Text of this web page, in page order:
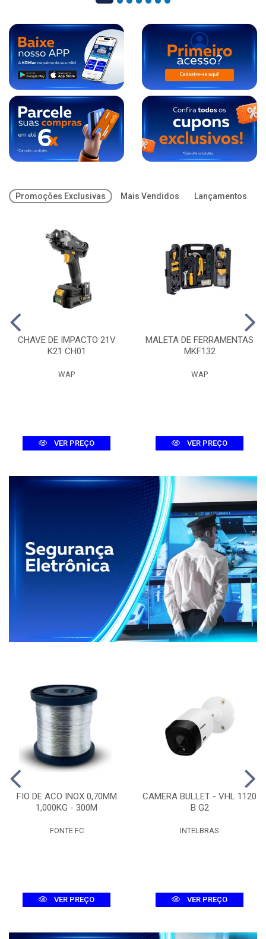
Promoções Exclusivas Mais Vendidos Lançamentos
CHAVE DE IMPACTO 21V
K21 CH01
WAP
VER PREÇO
MALETA DE FERRAMENTAS
MKF132
WAP
VER PREÇO
FIO DE ACO INOX 0,70MM
1,000KG - 300M
FONTE FC
VER PREÇO
CAMERA BULLET - VHL 1120
B G2
INTELBRAS
VER PREÇO